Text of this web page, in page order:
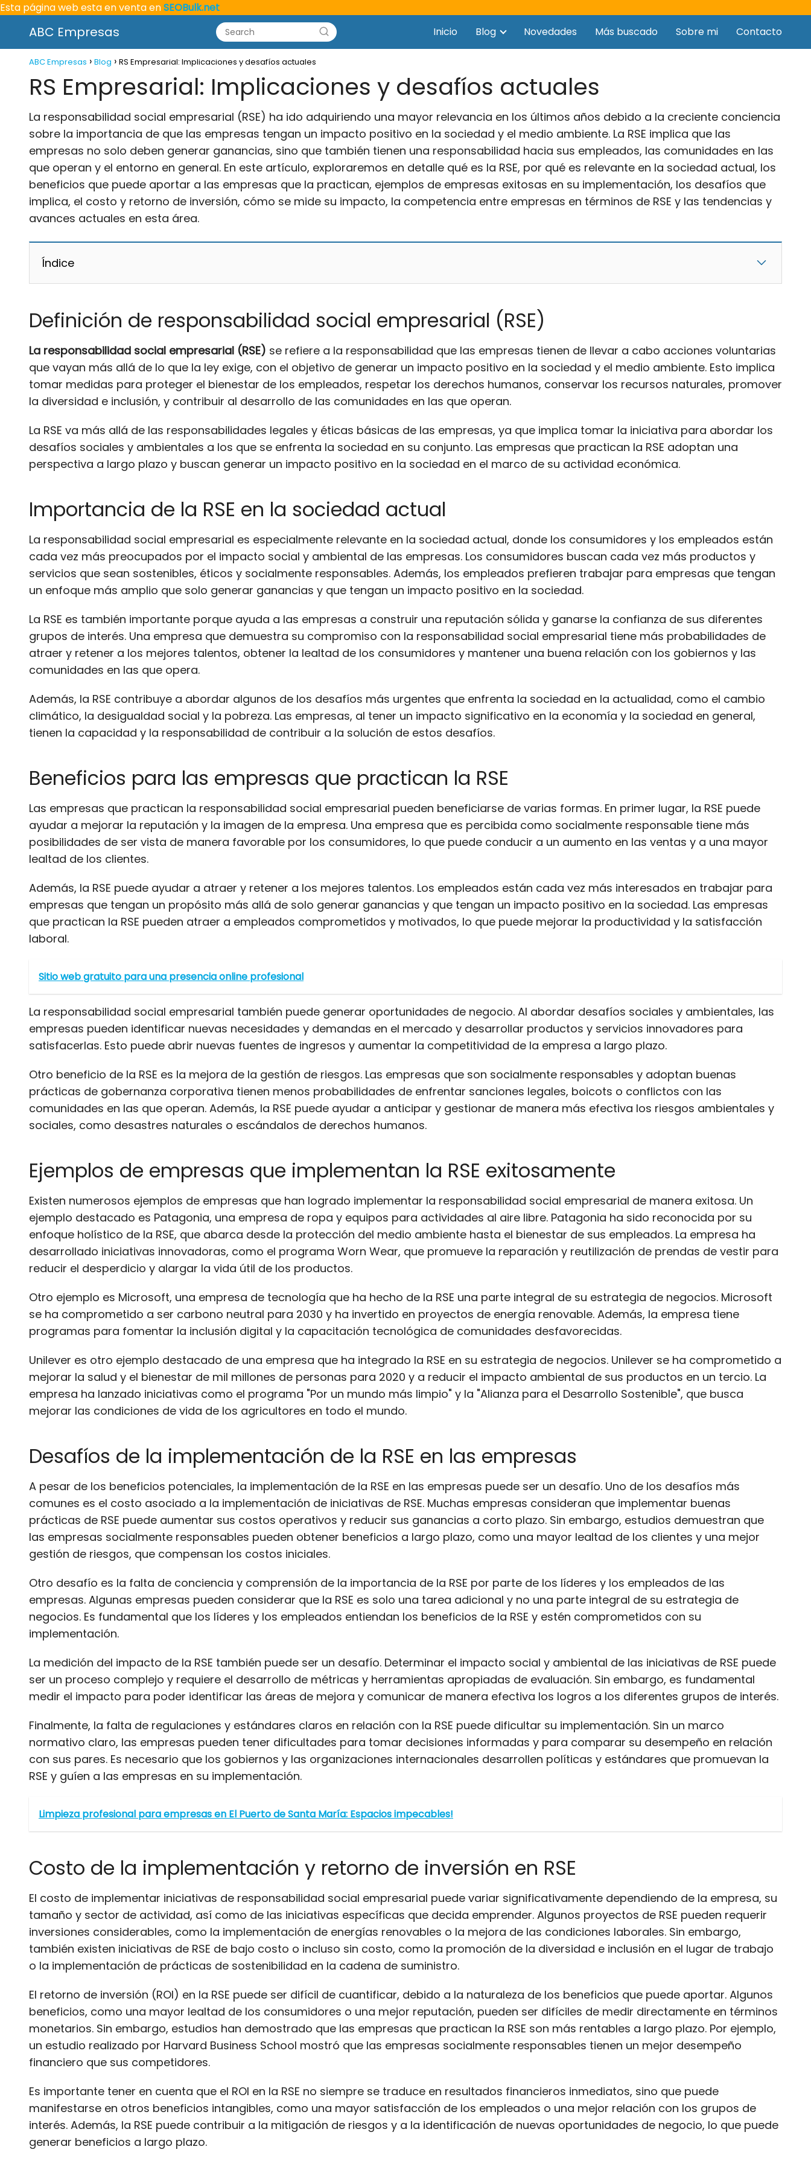
Esta página web esta en venta enSEOBulk.net
ABC Empresas Inicio Blog Novedades Más buscado Sobre mi Contacto
ABC Empresas Blog RS Empresarial: Implicaciones y desafíos actuales
RS Empresarial: Implicaciones y desafíos actuales
La responsabilidad social empresarial (RSE) ha ido adquiriendo una mayor relevancia en los últimos años debido a la creciente conciencia
sobre la importancia de que las empresas tengan un impacto positivo en la sociedad y el medio ambiente. La RSE implica que las
empresas no solo deben generar ganancias, sino que también tienen una responsabilidad hacia sus empleados, las comunidades en las
que operan y el entorno en general. En este artículo, exploraremos en detalle qué es la RSE, por qué es relevante en la sociedad actual, los
beneficios que puede aportar a las empresas que la practican, ejemplos de empresas exitosas en su implementación, los desafíos que
implica, el costo y retorno de inversión, cómo se mide su impacto, la competencia entre empresas en términos de RSE y las tendencias y
avances actuales en esta área.
Índice
Definición de responsabilidad social empresarial (RSE)
La responsabilidad social empresarial (RSE) se refiere a la responsabilidad que las empresas tienen de llevar a cabo acciones voluntarias
que vayan más allá de lo que la ley exige, con el objetivo de generar un impacto positivo en la sociedad y el medio ambiente. Esto implica
tomar medidas para proteger el bienestar de los empleados, respetar los derechos humanos, conservar los recursos naturales, promover
la diversidad e inclusión, y contribuir al desarrollo de las comunidades en las que operan.
La RSE va más allá de las responsabilidades legales y éticas básicas de las empresas, ya que implica tomar la iniciativa para abordar los
desafíos sociales y ambientales a los que se enfrenta la sociedad en su conjunto. Las empresas que practican la RSE adoptan una
perspectiva a largo plazo y buscan generar un impacto positivo en la sociedad en el marco de su actividad económica.
Importancia de la RSE en la sociedad actual
La responsabilidad social empresarial es especialmente relevante en la sociedad actual, donde los consumidores y los empleados están
cada vez más preocupados por el impacto social y ambiental de las empresas. Los consumidores buscan cada vez más productos y
servicios que sean sostenibles, éticos y socialmente responsables. Además, los empleados prefieren trabajar para empresas que tengan
un enfoque más amplio que solo generar ganancias y que tengan un impacto positivo en la sociedad.
La RSE es también importante porque ayuda a las empresas a construir una reputación sólida y ganarse la confianza de sus diferentes
grupos de interés. Una empresa que demuestra su compromiso con la responsabilidad social empresarial tiene más probabilidades de
atraer y retener a los mejores talentos, obtener la lealtad de los consumidores y mantener una buena relación con los gobiernos y las
comunidades en las que opera.
Además, la RSE contribuye a abordar algunos de los desafíos más urgentes que enfrenta la sociedad en la actualidad, como el cambio
climático, la desigualdad social y la pobreza. Las empresas, al tener un impacto significativo en la economía y la sociedad en general,
tienen la capacidad y la responsabilidad de contribuir a la solución de estos desafíos.
Beneficios para las empresas que practican la RSE
Las empresas que practican la responsabilidad social empresarial pueden beneficiarse de varias formas. En primer lugar, la RSE puede
ayudar a mejorar la reputación y la imagen de la empresa. Una empresa que es percibida como socialmente responsable tiene más
posibilidades de ser vista de manera favorable por los consumidores, lo que puede conducir a un aumento en las ventas y a una mayor
lealtad de los clientes.
Además, la RSE puede ayudar a atraer y retener a los mejores talentos. Los empleados están cada vez más interesados en trabajar para
empresas que tengan un propósito más allá de solo generar ganancias y que tengan un impacto positivo en la sociedad. Las empresas
que practican la RSE pueden atraer a empleados comprometidos y motivados, lo que puede mejorar la productividad y la satisfacción
laboral.
Sitio web gratuito para una presencia online profesional
La responsabilidad social empresarial también puede generar oportunidades de negocio. Al abordar desafíos sociales y ambientales, las
empresas pueden identificar nuevas necesidades y demandas en el mercado y desarrollar productos y servicios innovadores para
satisfacerlas. Esto puede abrir nuevas fuentes de ingresos y aumentar la competitividad de la empresa a largo plazo.
Otro beneficio de la RSE es la mejora de la gestión de riesgos. Las empresas que son socialmente responsables y adoptan buenas
prácticas de gobernanza corporativa tienen menos probabilidades de enfrentar sanciones legales, boicots o conflictos con las
comunidades en las que operan. Además, la RSE puede ayudar a anticipar y gestionar de manera más efectiva los riesgos ambientales y
sociales, como desastres naturales o escándalos de derechos humanos.
Ejemplos de empresas que implementan la RSE exitosamente
Existen numerosos ejemplos de empresas que han logrado implementar la responsabilidad social empresarial de manera exitosa. Un
ejemplo destacado es Patagonia, una empresa de ropa y equipos para actividades al aire libre. Patagonia ha sido reconocida por su
enfoque holístico de la RSE, que abarca desde la protección del medio ambiente hasta el bienestar de sus empleados. La empresa ha
desarrollado iniciativas innovadoras, como el programa Worn Wear, que promueve la reparación y reutilización de prendas de vestir para
reducir el desperdicio y alargar la vida útil de los productos.
Otro ejemplo es Microsoft, una empresa de tecnología que ha hecho de la RSE una parte integral de su estrategia de negocios. Microsoft
se ha comprometido a ser carbono neutral para 2030 y ha invertido en proyectos de energía renovable. Además, la empresa tiene
programas para fomentar la inclusión digital y la capacitación tecnológica de comunidades desfavorecidas.
Unilever es otro ejemplo destacado de una empresa que ha integrado la RSE en su estrategia de negocios. Unilever se ha comprometido a
mejorar la salud y el bienestar de mil millones de personas para 2020 y a reducir el impacto ambiental de sus productos en un tercio. La
empresa ha lanzado iniciativas como el programa "Por un mundo más limpio" y la "Alianza para el Desarrollo Sostenible", que busca
mejorar las condiciones de vida de los agricultores en todo el mundo.
Desafíos de la implementación de la RSE en las empresas
A pesar de los beneficios potenciales, la implementación de la RSE en las empresas puede ser un desafío. Uno de los desafíos más
comunes es el costo asociado a la implementación de iniciativas de RSE. Muchas empresas consideran que implementar buenas
prácticas de RSE puede aumentar sus costos operativos y reducir sus ganancias a corto plazo. Sin embargo, estudios demuestran que
las empresas socialmente responsables pueden obtener beneficios a largo plazo, como una mayor lealtad de los clientes y una mejor
gestión de riesgos, que compensan los costos iniciales.
Otro desafío es la falta de conciencia y comprensión de la importancia de la RSE por parte de los líderes y los empleados de las
empresas. Algunas empresas pueden considerar que la RSE es solo una tarea adicional y no una parte integral de su estrategia de
negocios. Es fundamental que los líderes y los empleados entiendan los beneficios de la RSE y estén comprometidos con su
implementación.
La medición del impacto de la RSE también puede ser un desafío. Determinar el impacto social y ambiental de las iniciativas de RSE puede
ser un proceso complejo y requiere el desarrollo de métricas y herramientas apropiadas de evaluación. Sin embargo, es fundamental
medir el impacto para poder identificar las áreas de mejora y comunicar de manera efectiva los logros a los diferentes grupos de interés.
Finalmente, la falta de regulaciones y estándares claros en relación con la RSE puede dificultar su implementación. Sin un marco
normativo claro, las empresas pueden tener dificultades para tomar decisiones informadas y para comparar su desempeño en relación
con sus pares. Es necesario que los gobiernos y las organizaciones internacionales desarrollen políticas y estándares que promuevan la
RSE y guíen a las empresas en su implementación.
Limpieza profesional para empresas en El Puerto de Santa María: Espacios impecables!
Costo de la implementación y retorno de inversión en RSE
El costo de implementar iniciativas de responsabilidad social empresarial puede variar significativamente dependiendo de la empresa, su
tamaño y sector de actividad, así como de las iniciativas específicas que decida emprender. Algunos proyectos de RSE pueden requerir
inversiones considerables, como la implementación de energías renovables o la mejora de las condiciones laborales. Sin embargo,
también existen iniciativas de RSE de bajo costo o incluso sin costo, como la promoción de la diversidad e inclusión en el lugar de trabajo
o la implementación de prácticas de sostenibilidad en la cadena de suministro.
El retorno de inversión (ROI) en la RSE puede ser difícil de cuantificar, debido a la naturaleza de los beneficios que puede aportar. Algunos
beneficios, como una mayor lealtad de los consumidores o una mejor reputación, pueden ser difíciles de medir directamente en términos
monetarios. Sin embargo, estudios han demostrado que las empresas que practican la RSE son más rentables a largo plazo. Por ejemplo,
un estudio realizado por Harvard Business School mostró que las empresas socialmente responsables tienen un mejor desempeño
financiero que sus competidores.
Es importante tener en cuenta que el ROI en la RSE no siempre se traduce en resultados financieros inmediatos, sino que puede
manifestarse en otros beneficios intangibles, como una mayor satisfacción de los empleados o una mejor relación con los grupos de
interés. Además, la RSE puede contribuir a la mitigación de riesgos y a la identificación de nuevas oportunidades de negocio, lo que puede
generar beneficios a largo plazo.